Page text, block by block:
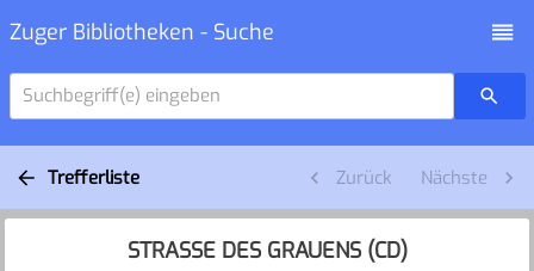
Zuger Bibliotheken - Suche
Suchbegriff(e) eingeben
Trefferliste Zurück Nächste
STRASSE DES GRAUENS (CD)